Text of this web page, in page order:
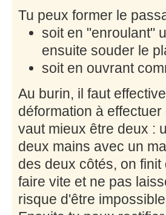
Tu peux former le
soit en "enroulant"
ensuite souder le
soit en ouvrant
Au burin, il faut
déformation à
vaut mieux être deux :
deux mains avec un
des deux côtés, on
faire vite et ne pas
risque d'être